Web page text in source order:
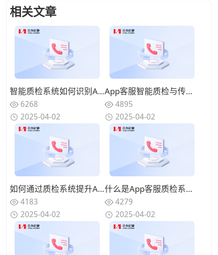
相关文章
智能质检系统如何识别App客服情绪问题？技术原理拆解
6268
2025-04-02
App客服智能质检与传统质检方式有哪些区别？优劣对比
4895
2025-04-02
如何通过质检系统提升App客服响应效率？数据驱动策略
4183
2025-04-02
什么是App客服质检系统的核心功能？必备模块盘点
4279
2025-04-02